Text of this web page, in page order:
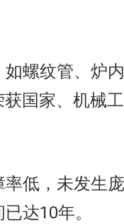
螺纹管、炉内
国家、机械工
低，未发生庞
达10年。